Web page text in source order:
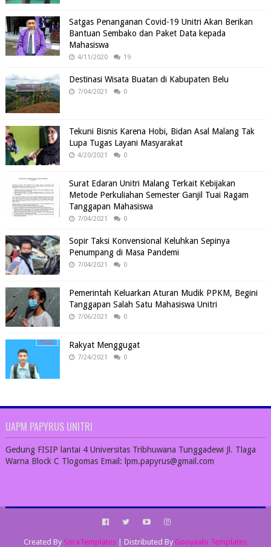
Satgas Penanganan Covid-19 Unitri Akan Berikan
Bantuan Sembako dan Paket Data kepada
Mahasiswa
4/11/2020 19
Destinasi Wisata Buatan di Kabupaten Belu
7/04/2021 0
Tekuni Bisnis Karena Hobi, Bidan Asal Malang Tak
Lupa Tugas Layani Masyarakat
4/20/2021 0
Surat Edaran Unitri Malang Terkait Kebijakan
Metode Perkuliahan Semester Ganjil Tuai Ragam
Tanggapan Mahasiswa
7/04/2021 0
Sopir Taksi Konvensional Keluhkan Sepinya
Penumpang di Masa Pandemi
7/04/2021 0
Pemerintah Keluarkan Aturan Mudik PPKM, Begini
Tanggapan Salah Satu Mahasiswa Unitri
7/06/2021 0
Rakyat Menggugat
7/24/2021 0
UAPM PAPYRUS UNITRI
Gedung FISIP lantai 4 Universitas Tribhuwana Tunggadewi Jl. Tlaga
Warna Block C Tlogomas Email: lpm.papyrus@gmail.com
Created By SoraTemplates | Distributed By Gooyaabi Templates